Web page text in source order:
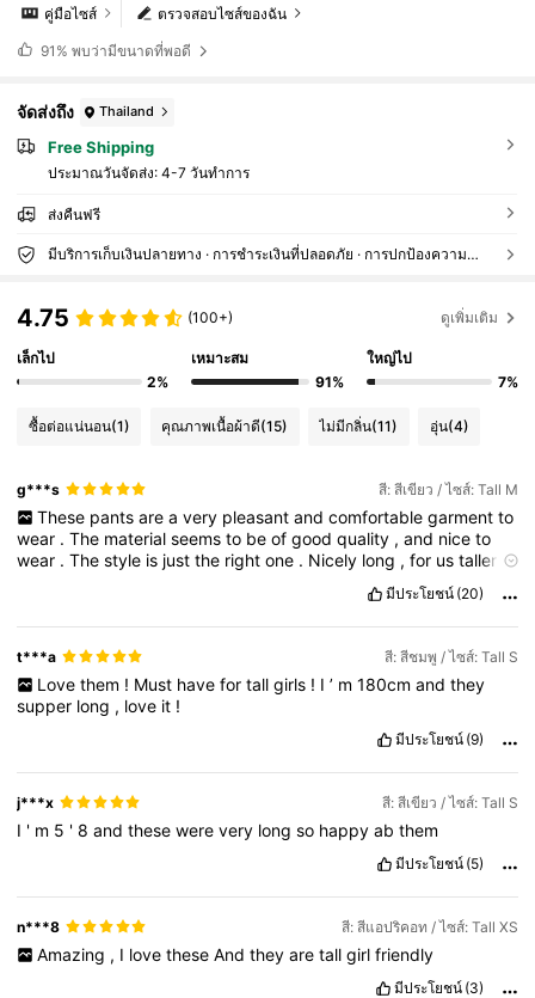
ตรวจสอบไซส์ของฉัน
คู่มือไซส์
91% พบว่ามีขนาดที่พอดี
จัดส่งถึง Thailand
Free Shipping
ประมาณวันจัดส่ง: 4-7 วันทำการ
ส่งคืนฟรี
มีบริการเก็บเงินปลายทาง · การชำระเงินที่ปลอดภัย · การปกป้องความเป็นส่วนตัว
4.75 (100+) ดูเพิ่มเติม
เล็กไป
2%
เหมาะสม
91%
ใหญ่ไป
7%
ซื้อต่อแน่นอน(1) คุณภาพเนื้อผ้าดี(15) ไม่มีกลิ่น(11) อุ่น(4)
g***s สี: สีเขียว / ไซส์: Tall M
These pants are a very pleasant and comfortable garment to
wear .The materialseemsto beofgoodquality ,and niceto
wear .Thestyle is justthe rightone . Nicely long ,for ustaller
SHEIN !!!
committobuy ifit
’snotclassifiedas“finalsale,noteligibleforreturnor
exchange . Doyou stuck with it
case it's damaged materialisnotas
expected!Thishappenedtomewith severalitemson SHEIN
Notthisone,but just
helpful.Thank
มีประโยชน์ (20)
t***a สี: สีชมพู / ไซส์: Tall S
Love them ! Must have for tall girls ! I ’ m 180cm and they
supper long , love it !
มีประโยชน์ (9)
j***x สี: สีเขียว / ไซส์: Tall S
I ' m 5 '8andthesewerevery longso happyabthem
มีประโยชน์ (5)
n***8 สี: สีแอปริคอท / ไซส์: Tall XS
Amazing , I love these And they are tall girl friendly
มีประโยชน์ (3)